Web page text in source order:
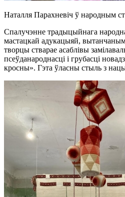
Наталля Парахневіч ў народным
Спалучэнне традыцыйнага
мастацкай адукацыяй, вытанчаным
творцы стварае асаблівы
псеўданароднасці і грубасці
кросны». Гэта ўласны стыль з